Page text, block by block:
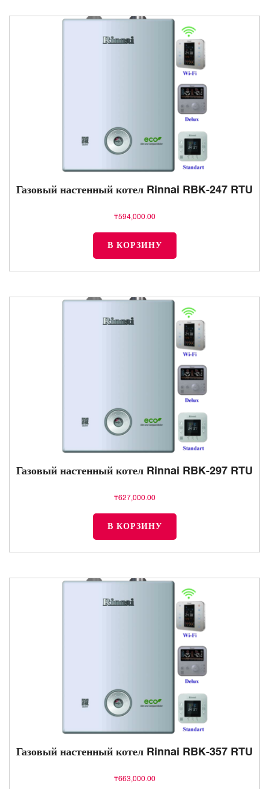
Газовый настенный котел Rinnai RBK-247 RTU
₸594,000.00
В КОРЗИНУ
Газовый настенный котел Rinnai RBK-297 RTU
₸627,000.00
В КОРЗИНУ
Газовый настенный котел Rinnai RBK-357 RTU
₸663,000.00